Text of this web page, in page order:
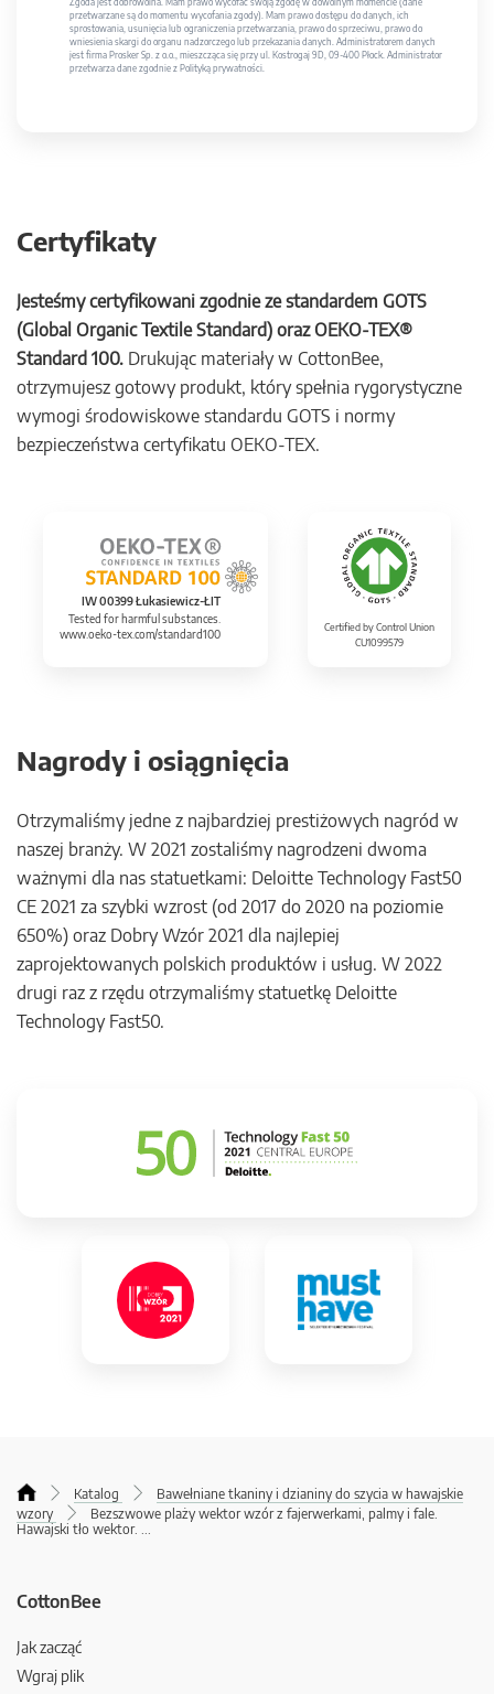
Zgoda jest dobrowolna. Mam prawo wycofać swoją zgodę w dowolnym momencie (dane
przetwarzane są do momentu wycofania zgody). Mam prawo dostępu do danych, ich
sprostowania, usunięcia lub ograniczenia przetwarzania, prawo do sprzeciwu, prawo do
wniesienia skargi do organu nadzorczego lub przekazania danych. Administratorem danych
jest firma Prosker Sp. z o.o., mieszcząca się przy ul. Kostrogaj 9D, 09-400 Płock. Administrator
przetwarza dane zgodnie z Polityką prywatności.
Certyfikaty
Jesteśmy certyfikowani zgodnie ze standardem GOTS
(Global Organic Textile Standard) oraz OEKO-TEX®
Standard 100. Drukując materiały w CottonBee,
otrzymujesz gotowy produkt, który spełnia rygorystyczne
wymogi środowiskowe standardu GOTS i normy
bezpieczeństwa certyfikatu OEKO-TEX.
IW 00399 Łukasiewicz-ŁIT
Tested for harmful substances.
www.oeko-tex.com/standard100
Certified by Control Union
CU1099579
Nagrody i osiągnięcia
Otrzymaliśmy jedne z najbardziej prestiżowych nagród w
naszej branży. W 2021 zostaliśmy nagrodzeni dwoma
ważnymi dla nas statuetkami: Deloitte Technology Fast50
CE 2021 za szybki wzrost (od 2017 do 2020 na poziomie
650%) oraz Dobry Wzór 2021 dla najlepiej
zaprojektowanych polskich produktów i usług. W 2022
drugi raz z rzędu otrzymaliśmy statuetkę Deloitte
Technology Fast50.
Katalog
Bawełniane tkaniny i dzianiny do szycia w hawajskie
wzory
Bezszwowe plaży wektor wzór z fajerwerkami, palmy i fale.
Hawajski tło wektor. ...
CottonBee
Jak zacząć
Wgraj plik